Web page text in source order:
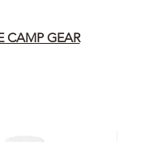
CAMP GEAR